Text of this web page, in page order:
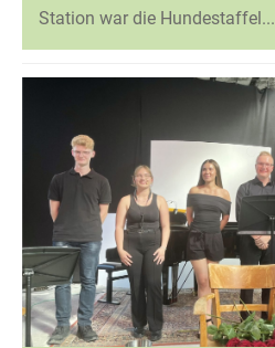
Station war die Hundestaffel...